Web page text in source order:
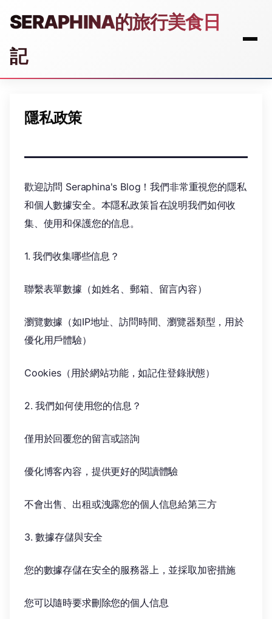
SERAPHINA的旅行美食日
記
隱私政策
歡迎訪問 Seraphina's Blog！我們非常重視您的隱私
和個人數據安全。本隱私政策旨在說明我們如何收
集、使用和保護您的信息。
1. 我們收集哪些信息？
聯繫表單數據（如姓名、郵箱、留言內容）
瀏覽數據（如IP地址、訪問時間、瀏覽器類型，用於
優化用戶體驗）
Cookies（用於網站功能，如記住登錄狀態）
2. 我們如何使用您的信息？
僅用於回覆您的留言或諮詢
優化博客內容，提供更好的閱讀體驗
不會出售、出租或洩露您的個人信息給第三方
3. 數據存儲與安全
您的數據存儲在安全的服務器上，並採取加密措施
您可以隨時要求刪除您的個人信息